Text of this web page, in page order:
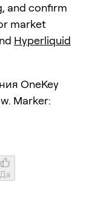
and confirm
market
Hyperliquid
OneKey
Marker:
Да